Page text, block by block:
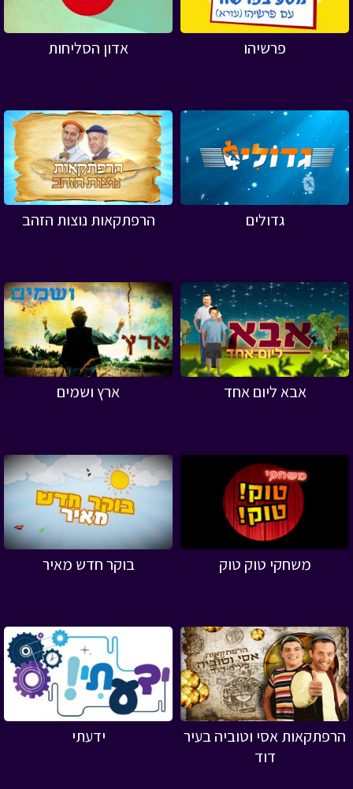
פרשיהו אדון הסליחות
גדולים הרפתקאות נוצות הזהב
אבא ליום אחד ארץ ושמים
משחקי טוק טוק בוקר חדש מאיר
הרפתקאות אסי וטוביה בעיר
דוד
ידעתי